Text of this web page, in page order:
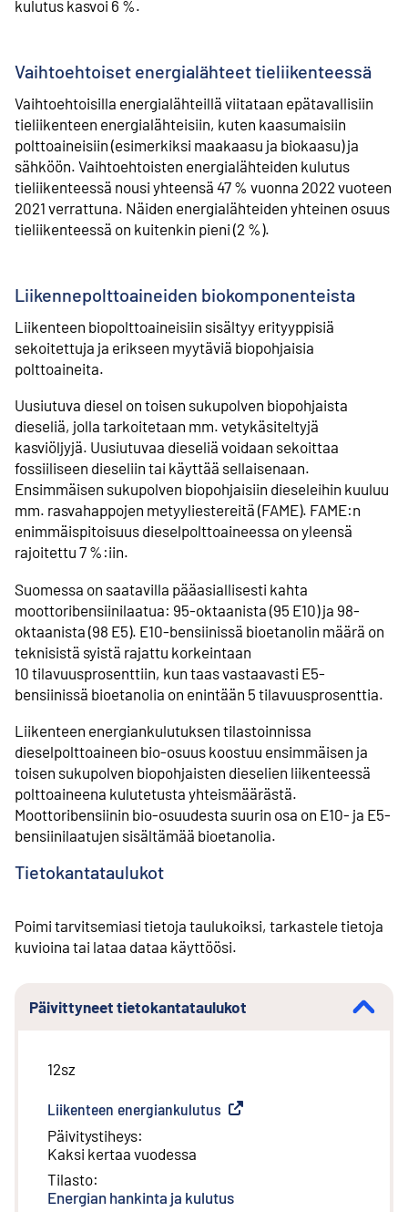
kulutus kasvoi 6 %.
Vaihtoehtoiset energialähteet tieliikenteessä
Vaihtoehtoisilla energialähteillä viitataan epätavallisiin
tieliikenteen energialähteisiin, kuten kaasumaisiin
polttoaineisiin (esimerkiksi maakaasu ja biokaasu) ja
sähköön. Vaihtoehtoisten energialähteiden kulutus
tieliikenteessä nousi yhteensä 47 % vuonna 2022 vuoteen
2021 verrattuna. Näiden energialähteiden yhteinen osuus
tieliikenteessä on kuitenkin pieni (2 %).
Liikennepolttoaineiden biokomponenteista
Liikenteen biopolttoaineisiin sisältyy erityyppisiä
sekoitettuja ja erikseen myytäviä biopohjaisia
polttoaineita.
Uusiutuva diesel on toisen sukupolven biopohjaista
dieseliä, jolla tarkoitetaan mm. vetykäsiteltyjä
kasviöljyjä. Uusiutuvaa dieseliä voidaan sekoittaa
fossiiliseen dieseliin tai käyttää sellaisenaan.
Ensimmäisen sukupolven biopohjaisiin dieseleihin kuuluu
mm. rasvahappojen metyyliestereitä (FAME). FAME:n
enimmäispitoisuus dieselpolttoaineessa on yleensä
rajoitettu 7 %:iin.
Suomessa on saatavilla pääasiallisesti kahta
moottoribensiinilaatua: 95-oktaanista (95 E10) ja 98-
oktaanista (98 E5). E10-bensiinissä bioetanolin määrä on
teknisistä syistä rajattu korkeintaan
10 tilavuusprosenttiin, kun taas vastaavasti E5-
bensiinissä bioetanolia on enintään 5 tilavuusprosenttia.
Liikenteen energiankulutuksen tilastoinnissa
dieselpolttoaineen bio-osuus koostuu ensimmäisen ja
toisen sukupolven biopohjaisten dieselien liikenteessä
polttoaineena kulutetusta yhteismäärästä.
Moottoribensiinin bio-osuudesta suurin osa on E10- ja E5-
bensiinilaatujen sisältämää bioetanolia.
Tietokantataulukot
Poimi tarvitsemiasi tietoja taulukoiksi, tarkastele tietoja
kuvioina tai lataa dataa käyttöösi.
Päivittyneet tietokantataulukot
12sz
Liikenteen energiankulutus Ulkoinen linkki
Päivitystiheys:
Kaksi kertaa vuodessa
Tilasto:
Energian hankinta ja kulutus